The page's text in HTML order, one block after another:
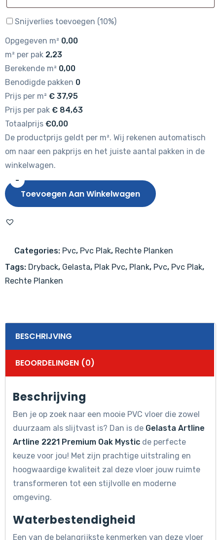
Snijverlies toevoegen (10%)
Opgegeven m² 0,00
m² per pak 2,23
Berekende m² 0,00
Benodigde pakken 0
Prijs per m² € 37,95
Prijs per pak € 84,63
Totaalprijs €0,00
De productprijs geldt per m². Wij rekenen automatisch
om naar een pakprijs en het juiste aantal pakken in de
winkelwagen.
-
Gelasta
Artline
2221
Oak
Mystic
aantal
Toevoegen Aan Winkelwagen
Categories: Pvc, Pvc Plak, Rechte Planken
Tags: Dryback, Gelasta, Plak Pvc, Plank, Pvc, Pvc Plak,
Rechte Planken
BESCHRIJVING
BEOORDELINGEN (0)
Beschrijving
Ben je op zoek naar een mooie PVC vloer die zowel
duurzaam als slijtvast is? Dan is de Gelasta Artline
Artline 2221 Premium Oak Mystic de perfecte
keuze voor jou! Met zijn prachtige uitstraling en
hoogwaardige kwaliteit zal deze vloer jouw ruimte
transformeren tot een stijlvolle en moderne
omgeving.
Waterbestendigheid
Een van de belangrijkste kenmerken van deze vloer